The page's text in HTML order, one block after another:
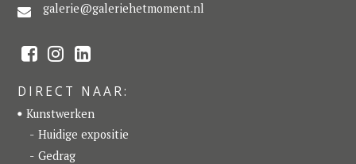
galerie@galeriehetmoment.nl
F
a
e
b
o
o
k
t
a
g
r
a
m
L
i
k
e
d
I
n
DIRECT NAAR:
Kunstwerken
Huidige expositie
Gedrag